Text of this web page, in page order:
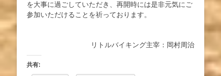
を大事に過ごしていただき、再開時には是非元気にご
参加いただけることを祈っております。
リトルバイキング主宰：岡村周治
共有: